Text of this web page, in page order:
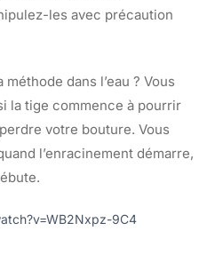
les avec précaution
dans l’eau ? Vous
la tige commence à pourrir
votre bouture. Vous
l’enracinement démarre,
9C4